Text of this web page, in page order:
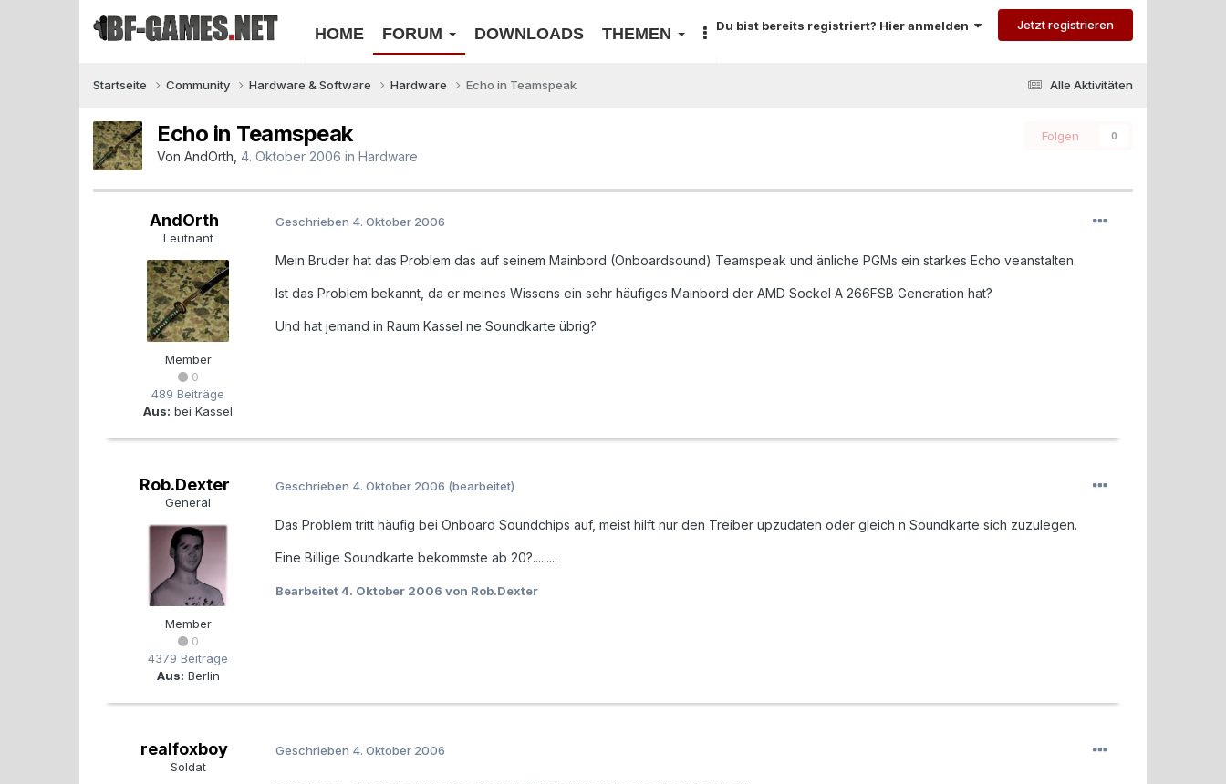
HOME FORUM DOWNLOADS THEMEN Du bist bereits registriert? Hier anmelden Jetzt registrieren
Alle Aktivitäten
Startseite Community Hardware & Software Hardware Echo in Teamspeak
Folgen 0
Echo in Teamspeak
Von AndOrth 4. Oktober 2006 in Hardware
AndOrth
Leutnant
Member
0
489 Beiträge
Aus: bei Kassel
Geschrieben 4. Oktober 2006
Mein Bruder hat das Problem das auf seinem Mainbord (Onboardsound) Teamspeak und änliche PGMs ein starkes Echo veanstalten.
Ist das Problem bekannt, da er meines Wissens ein sehr häufiges Mainbord der AMD Sockel A 266FSB Generation hat?
Und hat jemand in Raum Kassel ne Soundkarte übrig?
Rob.Dexter
General
Member
0
4379 Beiträge
Aus: Berlin
Geschrieben 4. Oktober 2006 (bearbeitet)
Das Problem tritt häufig bei Onboard Soundchips auf, meist hilft nur den Treiber upzudaten oder gleich n Soundkarte sich zuzulegen.
Eine Billige Soundkarte bekommste ab 20?.........
Bearbeitet4. Oktober 2006 von Rob.Dexter
realfoxboy
Soldat
Geschrieben 4. Oktober 2006